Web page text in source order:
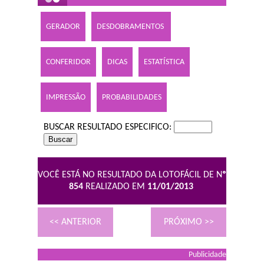
GERADOR DESDOBRAMENTOS
CONFERIDOR DICAS ESTATÍSTICA
IMPRESSÃO PROBABILIDADES
BUSCAR RESULTADO ESPECIFICO:
VOCÊ ESTÁ NO RESULTADO DA LOTOFÁCIL DE Nº
854 REALIZADO EM 11/01/2013
<< ANTERIOR PRÓXIMO >>
Publicidade